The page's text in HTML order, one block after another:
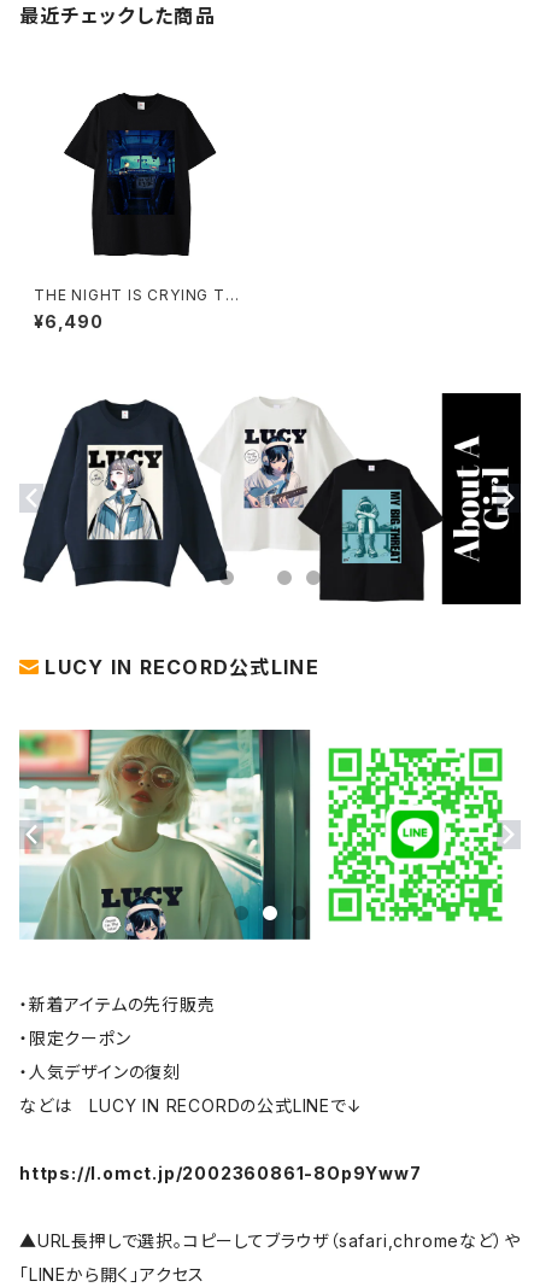
最近チェックした商品
THE NIGHT IS CRYING Tシ
ャツ 1014-230221332
¥6,490
LUCY IN RECORD公式LINE
・新着アイテムの先行販売
・限定クーポン
・人気デザインの復刻
などは LUCY IN RECORDの公式LINEで↓
https://l.omct.jp/2002360861-8Op9Yww7
▲URL長押しで選択。コピーしてブラウザ（safari,chromeなど）や
「LINEから開く」アクセス